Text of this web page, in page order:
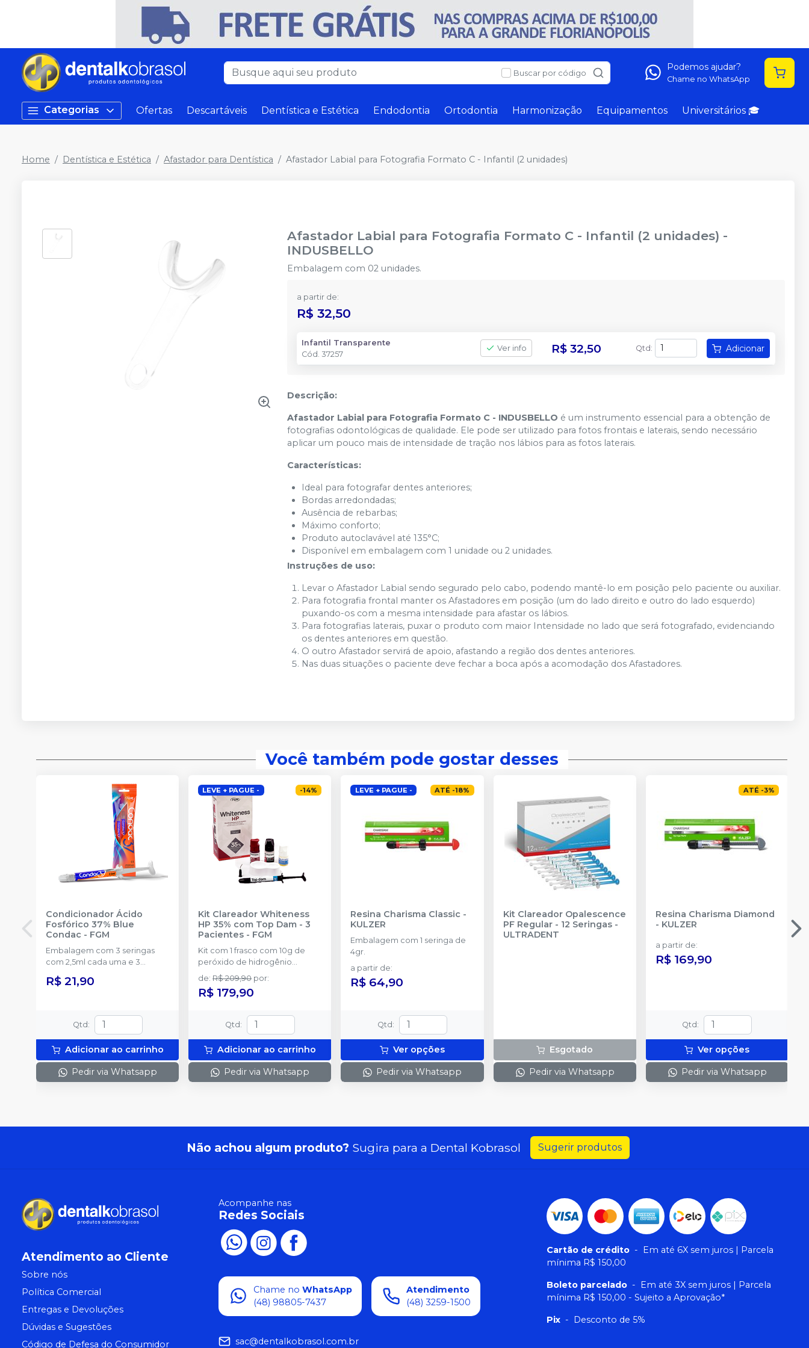
Buscar por código
Podemos ajudar?
Chame no WhatsApp
Categorias Ofertas Descartáveis Dentística e Estética Endodontia Ortodontia Harmonização Equipamentos Universitários 🎓
Home Dentística e Estética Afastador para Dentística Afastador Labial para Fotografia Formato C - Infantil (2 unidades)
Afastador Labial para Fotografia Formato C - Infantil (2 unidades) -
INDUSBELLO
Embalagem com 02 unidades.
a partir de:
R$ 32,50
Infantil Transparente
Cód.37257
Ver info R$ 32,50 Qtd : Adicionar
Descrição:
Afastador Labial para Fotografia Formato C - INDUSBELLO é um instrumento essencial para a obtenção de
fotografias odontológicas de qualidade. Ele pode ser utilizado para fotos frontais e laterais, sendo necessário
aplicar um pouco mais de intensidade de tração nos lábios para as fotos laterais.
Características:
Ideal para fotografar dentes anteriores;
Bordas arredondadas;
Ausência de rebarbas;
Máximo conforto;
Produto autoclavável até 135°C;
Disponível em embalagem com 1 unidade ou 2 unidades.
Instruções de uso:
Levar o Afastador Labial sendo segurado pelo cabo, podendo mantê-lo em posição pelo paciente ou auxiliar.
Para fotografia frontal manter os Afastadores em posição (um do lado direito e outro do lado esquerdo)
puxando-os com a mesma intensidade para afastar os lábios.
Para fotografias laterais, puxar o produto com maior Intensidade no lado que será fotografado, evidenciando
os dentes anteriores em questão.
O outro Afastador servirá de apoio, afastando a região dos dentes anteriores.
Nas duas situações o paciente deve fechar a boca após a acomodação dos Afastadores.
Você também pode gostar desses
Condicionador Ácido
Fosfórico 37% Blue
Condac - FGM
Embalagem com 3 seringas
com 2,5ml cada uma e 3
R$ 21,90
Qtd :
Adicionar ao carrinho
Pedir via Whatsapp
LEVE + PAGUE - -14%
Kit Clareador Whiteness
HP 35% com Top Dam - 3
Pacientes - FGM
Kit com 1 frasco com 10g de
peróxido de hidrogênio
concentrado + 1 frasco com 5g
de espessante + 1 frasco com
2g de solução Neutralize
espátula e uma placa para
preparo do gel e 1 Top Dam
com 2g.
de:R$ 209,90 por:
R$ 179,90
Qtd :
Adicionar ao carrinho
Pedir via Whatsapp
LEVE + PAGUE - ATÉ -18%
Resina Charisma Classic -
KULZER
Embalagem com 1 seringa de
4gr.
a partir de:
R$ 64,90
Qtd :
Ver opções
Pedir via Whatsapp
Kit Clareador Opalescence
PF Regular - 12 Seringas-
ULTRADENT
Esgotado
Pedir via Whatsapp
ATÉ -3%
Resina Charisma Diamond
- KULZER
a partir de:
R$ 169,90
Qtd :
Ver opções
Pedir via Whatsapp
Não achou algum produto? Sugira para a Dental Kobrasol Sugerir produtos
Atendimento ao Cliente
Sobre nós
Política Comercial
Entregas e Devoluções
Dúvidas e Sugestões
Código de Defesa do Consumidor
Acompanhe nas
Redes Sociais
Chame no WhatsApp
(48) 98805-7437
Atendimento
(48) 3259-1500
sac@dentalkobrasol.com.br
Cartão de crédito - Em até 6X sem juros | Parcela
mínima R$ 150,00
Boleto parcelado - Em até 3X sem juros | Parcela
mínima R$ 150,00 - Sujeito a Aprovação*
Pix - Desconto de 5%